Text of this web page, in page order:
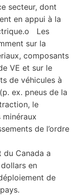
secteur, dont
en appui à la
Les
sur la
composants
VE et sur le
de véhicules à
ex. pneus de la
le
de l’ordre
du Canada a
en
de